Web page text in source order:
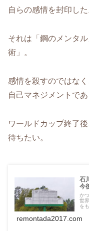
自らの感情を封印した
それは「鋼のメンタ
術」。
感情を殺すのではな
自己マネジメントであ
ワールドカップ終了
待ちたい。
石
今
か
世
を
remontada2017.com